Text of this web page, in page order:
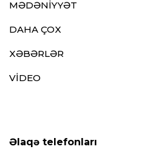
MƏDƏNİYYƏT
DAHA ÇOX
XƏBƏRLƏR
VİDEO
Əlaqə telefonları